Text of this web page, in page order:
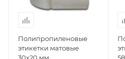
Полипропиленовые
этикетки матовые